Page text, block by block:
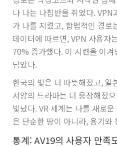
나 나는 나침반을 쥐었다.
가 나를 지켰고, 합법적인 경
데이터에 따르면, VPN 사용자
70% 증가했다. 이 시련을 이
담았다.
한국의 빛은 더 따뜻해졌고,
서양의 드라마는 더 웅장해졌
빛났다. VR 세계는 나를 새로
은 단순한 땅이 아니라, 용기와
통계: AV19의 사용자 만족